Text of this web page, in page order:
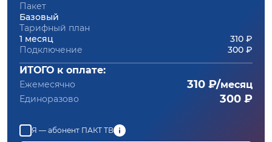
Пакет
Базовый
Тарифный план
1 месяц
310 ₽
Подключение
300 ₽
ИТОГО к оплате:
Ежемесячно 310 ₽/месяц
Единоразово 300 ₽
Я — абонент ПАКТ ТВ